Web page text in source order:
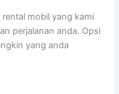
mobil yang kami
perjalanan anda. Opsi
yang anda